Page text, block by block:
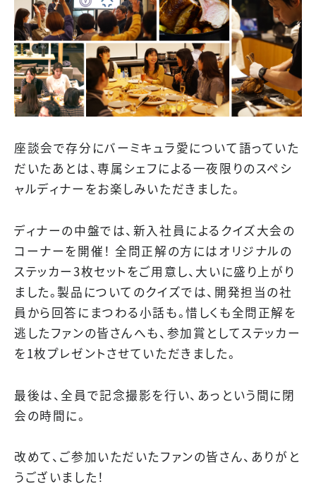
座談会で存分にバーミキュラ愛について語っていた
だいたあとは、専属シェフによる一夜限りのスペシ
ャルディナーをお楽しみいただきました。
ディナーの中盤では、新入社員によるクイズ大会の
コーナーを開催！ 全問正解の方にはオリジナルの
ステッカー3枚セットをご用意し、大いに盛り上がり
ました。製品についてのクイズでは、開発担当の社
員から回答にまつわる小話も。惜しくも全問正解を
逃したファンの皆さんへも、参加賞としてステッカー
を1枚プレゼントさせていただきました。
最後は、全員で記念撮影を行い、あっという間に閉
会の時間に。
改めて、ご参加いただいたファンの皆さん、ありがと
うございました！